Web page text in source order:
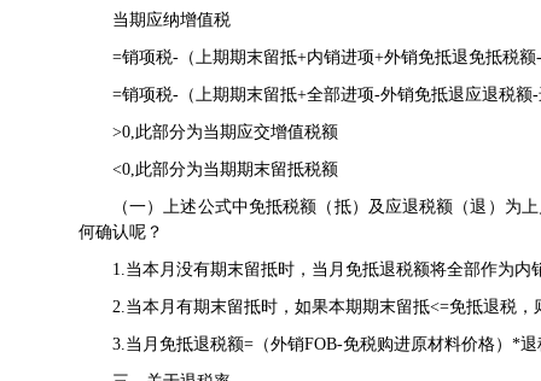
当期应纳增值税
=销项税-（上期期末留抵+内销进项+外销免抵退免抵税
=销项税-（上期期末留抵+全部进项-外销免抵退应退税额
>0,此部分为当期应交增值税额
<0,此部分为当期期末留抵税额
（一）上述公式中免抵税额（抵）及应退税额（退）为
何确认呢？
1.当本月没有期末留抵时，当月免抵退税额将全部作为
2.当本月有期末留抵时，如果本期期末留抵<=免抵退税
3.当月免抵退税额=（外销FOB-免税购进原材料价格）*退